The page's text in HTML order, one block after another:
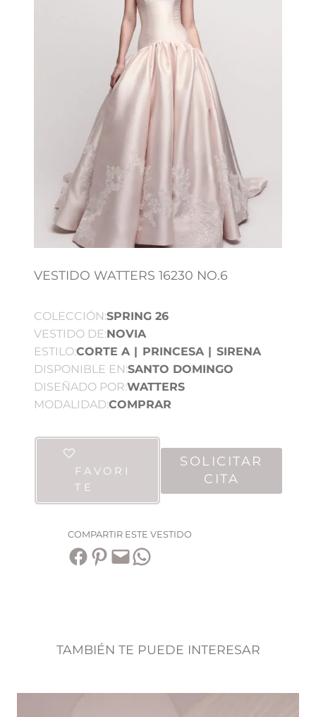
VESTIDO WATTERS 16230 NO.6
COLECCIÓN:SPRING 26
VESTIDO DE:NOVIA
ESTILO:CORTE A PRINCESA
SIRENA
DISPONIBLE EN:SANTO DOMINGO
DISEÑADO POR:WATTERS
MODALIDAD:COMPRAR
FAVORI
TE
SOLICITAR
CITA
COMPARTIR ESTE VESTIDO
Compartir en Facebook Compartir en Pinterest Envía esta página por correo electrónico Compartir en WhatsApp
TAMBIÉN TE PUEDE INTERESAR